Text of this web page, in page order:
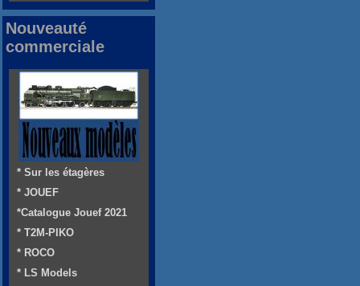
Nouveauté
commerciale
* Sur les étagères
* JOUEF
*Catalogue Jouef 2021
* T2M-PIKO
* ROCO
* LS Models